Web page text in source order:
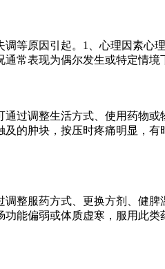
等原因引起。1、心理因素心
常表现为偶尔发生或特定情
过调整生活方式、使用药物
的肿块，按压时疼痛明显，
整服药方式、更换方剂、健
能偏弱或体质虚寒，服用此